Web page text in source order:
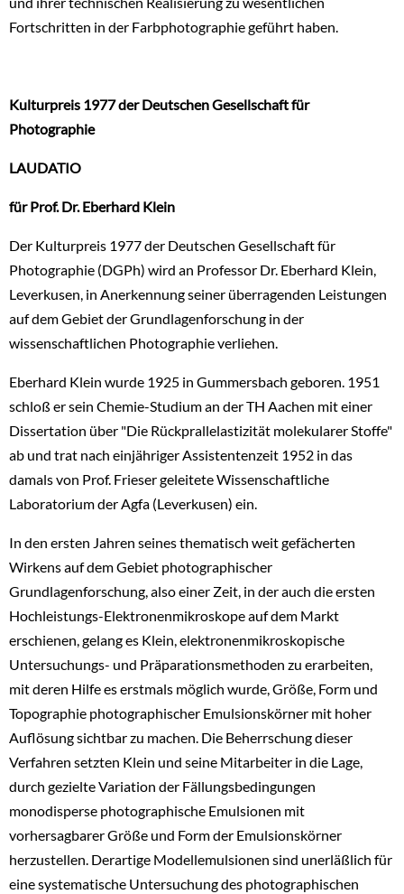
Fortschritten in der Farbphotographie geführt haben.
Kulturpreis 1977 der Deutschen Gesellschaft für
Photographie
LAUDATIO
für Prof. Dr. Eberhard Klein
Der Kulturpreis 1977 der Deutschen Gesellschaft für
Photographie (DGPh) wird an Professor Dr. Eberhard Klein,
Leverkusen, in Anerkennung seiner überragenden Leistungen
auf dem Gebiet der Grundlagenforschung in der
wissenschaftlichen Photographie verliehen.
Eberhard Klein wurde 1925 in Gummersbach geboren. 1951
schloß er sein Chemie-Studium an der TH Aachen mit einer
Dissertation über "Die Rückprallelastizität molekularer Stoffe"
ab und trat nach einjähriger Assistentenzeit 1952 in das
damals von Prof. Frieser geleitete Wissenschaftliche
Laboratorium der Agfa (Leverkusen) ein.
In den ersten Jahren seines thematisch weit gefächerten
Wirkens auf dem Gebiet photographischer
Grundlagenforschung, also einer Zeit, in der auch die ersten
Hochleistungs-Elektronenmikroskope auf dem Markt
erschienen, gelang es Klein, elektronenmikroskopische
Untersuchungs- und Präparationsmethoden zu erarbeiten,
mit deren Hilfe es erstmals möglich wurde, Größe, Form und
Topographie photographischer Emulsionskörner mit hoher
Auflösung sichtbar zu machen. Die Beherrschung dieser
Verfahren setzten Klein und seine Mitarbeiter in die Lage,
durch gezielte Variation der Fällungsbedingungen
monodisperse photographische Emulsionen mit
vorhersagbarer Größe und Form der Emulsionskörner
herzustellen. Derartige Modellemulsionen sind unerläßlich für
eine systematische Untersuchung des photographischen